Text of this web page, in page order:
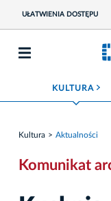
UŁATWIENIA DOSTĘPU
KULTURA ROZWIŃ MENU
Kultura Aktualności
Komunikat